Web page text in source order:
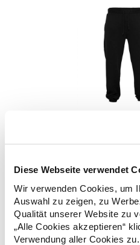
Diese Webseite verwendet
Wir verwenden Cookies, um
Auswahl zu zeigen, zu
Qualität unserer Website zu
„Alle Cookies akzeptieren“
Verwendung aller Cookies
BY014 Build Your Brand
Branding Elastische Bündchen am Saum Taillenbund mit runden
PassformGrammatur: 300 g/
65% Baumwolle / 35%
Produktsicherheit: Herst.-Nr.:
GmbH Dr.-Robert-Murjahn-Str. 7
Deutschland E-Mail: info@tbint.de
* Preise inkl. gesetzlicher Mwst. +